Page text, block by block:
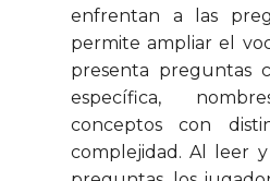
enfrentan a las
permite ampliar el
presenta preguntas
específica,
conceptos con
complejidad. Al leer